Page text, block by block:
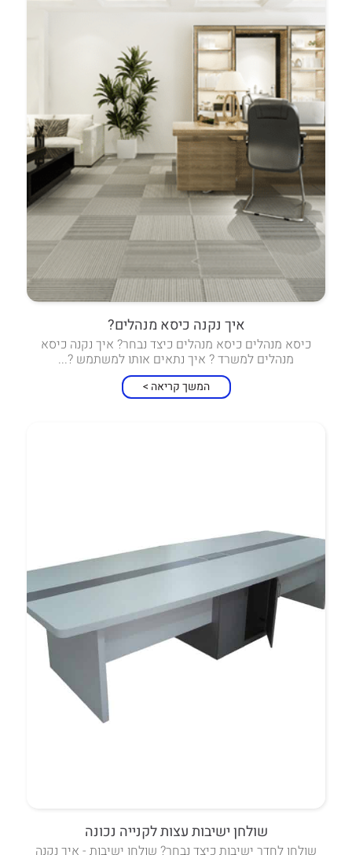
איך נקנה כיסא מנהלים?
כיסא מנהלים כיסא מנהלים כיצד נבחר? איך נקנה כיסא
מנהלים למשרד ? איך נתאים אותו למשתמש ?...
המשך קריאה >
שולחן ישיבות עצות לקנייה נכונה
שולחן לחדר ישיבות כיצד נבחר? שולחן ישיבות - איך נקנה